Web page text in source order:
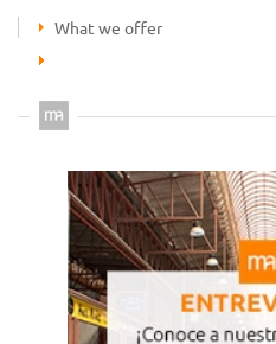
What we offer